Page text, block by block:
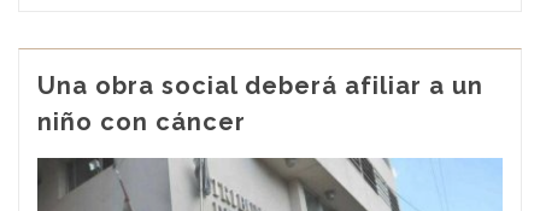
Una obra social deberá afiliar a un
niño con cáncer